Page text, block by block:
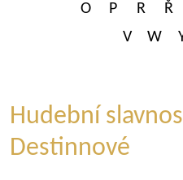
O
P R Ř
V
W
Hudební
Destinnové